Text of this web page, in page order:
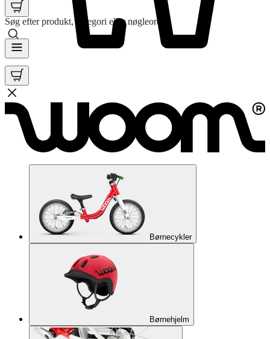
Søg efter produkt, kategori eller nøgleord
Børnecykler
Børnehjelm